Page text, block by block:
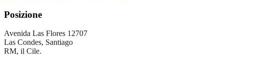
Posizione
Avenida Las Flores 12707
Las Condes, Santiago
RM, il Cile.